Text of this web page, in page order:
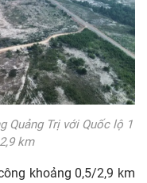
Quảng Trị với Quốc lộ 1
km
khoảng 0,5/2,9 km